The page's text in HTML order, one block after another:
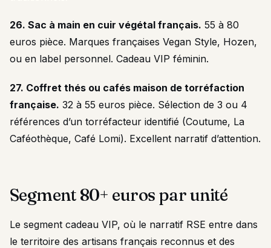
26. Sac à main en cuir végétal français. 55 à 80
euros pièce. Marques françaises Vegan Style, Hozen,
ou en label personnel. Cadeau VIP féminin.
27. Coffret thés ou cafés maison de torréfaction
française. 32 à 55 euros pièce. Sélection de 3 ou 4
références d’un torréfacteur identifié (Coutume, La
Caféothèque, Café Lomi). Excellent narratif d’attention.
Segment 80+ euros par unité
Le segment cadeau VIP, où le narratif RSE entre dans
le territoire des artisans français reconnus et des